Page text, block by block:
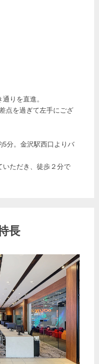
りを直進。
点を過ぎて左手にござ
5分。金沢駅西口よりバ
いただき、徒歩２分で
長